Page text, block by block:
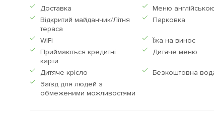
Доставка
Меню
Відкритий майданчик/Літня
тераса
Парковка
WiFi
Їжа на винос
Приймаються кредитнi
карти
Дитяче меню
Дитяче крісло
Безкоштовна
Заїзд для людей з
обмеженими можливостями